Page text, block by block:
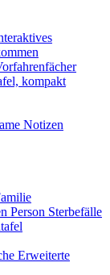
kompakt
Notizen
Person Sterbefälle
Erweiterte